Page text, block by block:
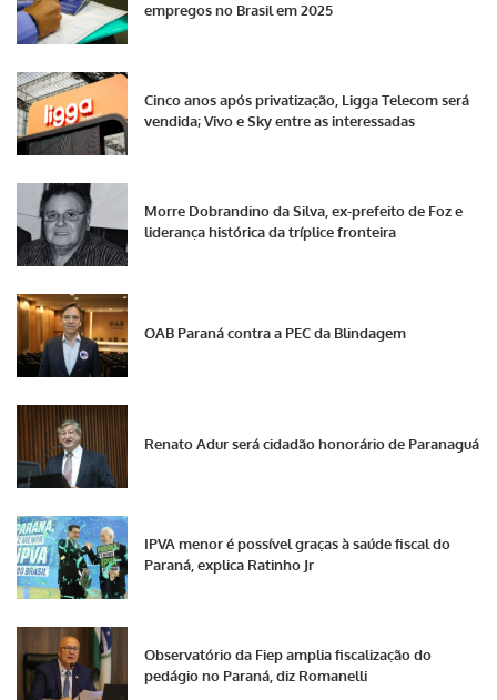
empregos no Brasil em 2025
Cinco anos após privatização, Ligga Telecom será
vendida; Vivo e Sky entre as interessadas
Morre Dobrandino da Silva, ex-prefeito de Foz e
liderança histórica da tríplice fronteira
OAB Paraná contra a PEC da Blindagem
Renato Adur será cidadão honorário de Paranaguá
IPVA menor é possível graças à saúde fiscal do
Paraná, explica Ratinho Jr
Observatório da Fiep amplia fiscalização do
pedágio no Paraná, diz Romanelli